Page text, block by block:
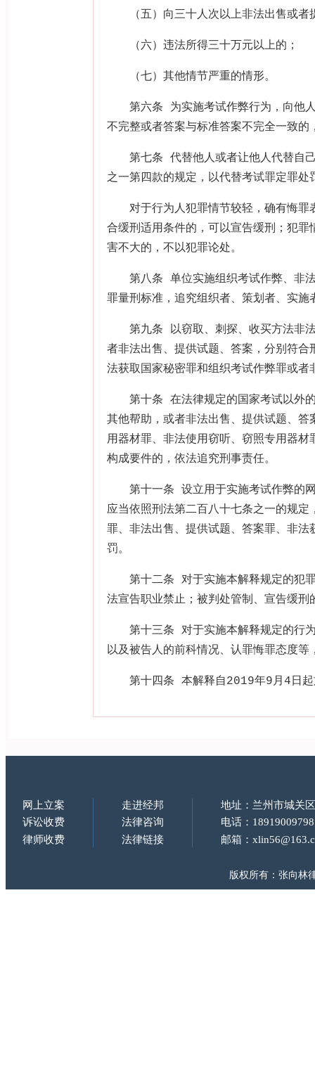
（五）向三十人次以上非法出售或
（六）违法所得三十万元以上的；
（七）其他情节严重的情形。
第六条 为实施考试作弊行为，向他
不完整或者答案与标准答案不完全一致
第七条 代替他人或者让他人代替自
之一第四款的规定，以代替考试罪定罪处
对于行为人犯罪情节较轻，确有悔
合缓刑适用条件的，可以宣告缓刑；犯
害不大的，不以犯罪论处。
第八条 单位实施组织考试作弊、非
罪量刑标准，追究组织者、策划者、实施
第九条 以窃取、刺探、收买方法非
者非法出售、提供试题、答案，分别符
法获取国家秘密罪和组织考试作弊罪或
第十条 在法律规定的国家考试以外
其他帮助，或者非法出售、提供试题、
用器材罪、非法使用窃听、窃照专用器
构成要件的，依法追究刑事责任。
第十一条 设立用于实施考试作弊的
应当依照刑法第二百八十七条之一的规
罪、非法出售、提供试题、答案罪、非
罚。
第十二条 对于实施本解释规定的犯
法宣告职业禁止；被判处管制、宣告缓
第十三条 对于实施本解释规定的行
以及被告人的前科情况、认罪悔罪态度等
第十四条 本解释自2019年9月4 日
网上立案 走进经邦
地址：兰州市城关
诉讼收费
法律咨询
电话：18919009798
律师收费
法律链接 邮箱：
版权所有：张向林